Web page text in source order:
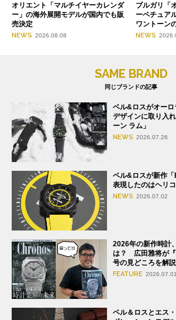
オリエント「マルチイヤーカレンダ
ー」の海外展開モデルが国内でも販
売決定
NEWS 2026.08.08
ブルガリ「
ーペチュア
ワントーン
NEWS
SAME BRAND
同じブランドの記事
ベル&ロスがオー
デザインに取り入
ーン ラム」
NEWS 2026.07.26
ベル&ロスが新作
表現したのはヘリ
NEWS 2026.07.02
2026年の新作時計
は？ 広田雅将が『
号の見どころを解説
FEATURE 2026.07.01
ベル＆ロスとエス